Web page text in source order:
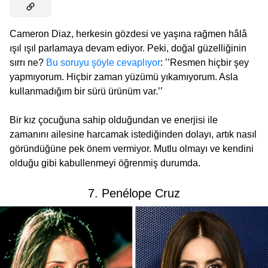
Cameron Diaz, herkesin gözdesi ve yaşına rağmen hâlâ
ışıl ışıl parlamaya devam ediyor. Peki, doğal güzelliğinin
sırrı ne? Bu soruyu şöyle cevaplıyor: ’’Resmen hiçbir şey
yapmıyorum. Hiçbir zaman yüzümü yıkamıyorum. Asla
kullanmadığım bir sürü ürünüm var.’’
Bir kız çocuğuna sahip olduğundan ve enerjisi ile
zamanını ailesine harcamak istediğinden dolayı, artık nasıl
göründüğüne pek önem vermiyor. Mutlu olmayı ve kendini
olduğu gibi kabullenmeyi öğrenmiş durumda.
7. Penélope Cruz